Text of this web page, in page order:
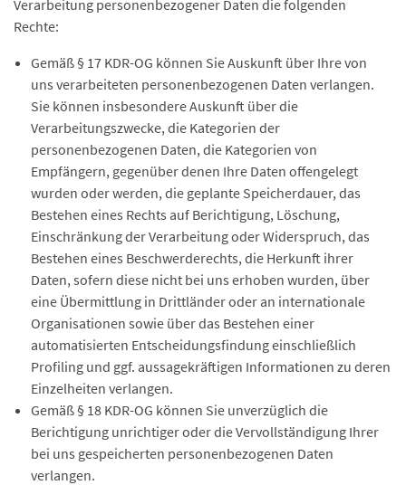
Verarbeitung personenbezogener Daten die folgenden
Rechte:
Gemäß § 17 KDR-OG können Sie Auskunft über Ihre von
uns verarbeiteten personenbezogenen Daten verlangen.
Sie können insbesondere Auskunft über die
Verarbeitungszwecke, die Kategorien der
personenbezogenen Daten, die Kategorien von
Empfängern, gegenüber denen Ihre Daten offengelegt
wurden oder werden, die geplante Speicherdauer, das
Bestehen eines Rechts auf Berichtigung, Löschung,
Einschränkung der Verarbeitung oder Widerspruch, das
Bestehen eines Beschwerderechts, die Herkunft ihrer
Daten, sofern diese nicht bei uns erhoben wurden, über
eine Übermittlung in Drittländer oder an internationale
Organisationen sowie über das Bestehen einer
automatisierten Entscheidungsfindung einschließlich
Profiling und ggf. aussagekräftigen Informationen zu deren
Einzelheiten verlangen.
Gemäß § 18 KDR-OG können Sie unverzüglich die
Berichtigung unrichtiger oder die Vervollständigung Ihrer
bei uns gespeicherten personenbezogenen Daten
verlangen.